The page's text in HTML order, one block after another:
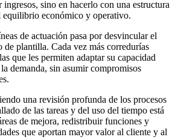
ingresos, sino en hacerlo con una estructura
equilibrio económico y operativo.
de actuación pasa por desvincular el
de plantilla. Cada vez más corredurías
que les permiten adaptar su capacidad
demanda, sin asumir compromisos
una revisión profunda de los procesos
de las tareas y del uso del tiempo está
de mejora, redistribuir funciones y
que aportan mayor valor al cliente y al